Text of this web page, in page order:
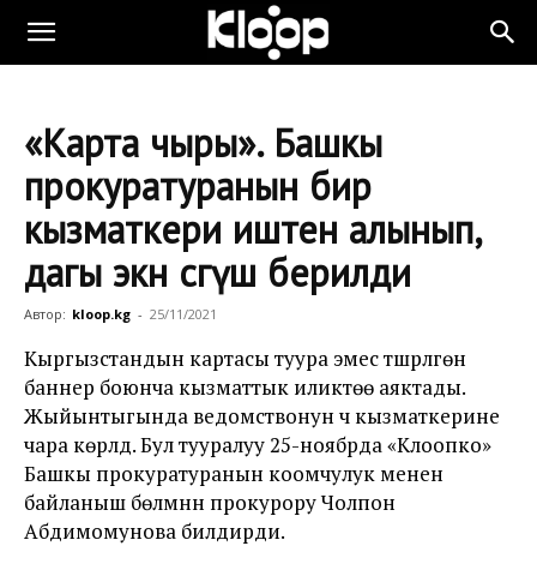
«Карта чыры». Башкы
прокуратуранын бир
кызматкери иштен алынып,
дагы экөөнө сөгүш берилди
Автор: kloop.kg - 25/11/2021
Кыргызстандын картасы туура эмес түшүрүлгөн
баннер боюнча кызматтык иликтөө аяктады.
Жыйынтыгында ведомствонун үч кызматкерине
чара көрүлдү. Бул тууралуу 25-ноябрда «Клоопко»
Башкы прокуратуранын коомчулук менен
байланыш бөлүмүнүн прокурору Чолпон
Абдимомунова билдирди.